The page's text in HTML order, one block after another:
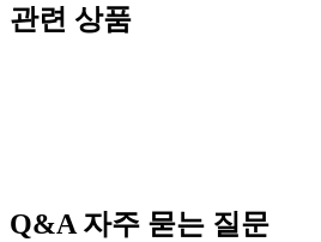
관련 상품
Q&A자주 묻는 질문